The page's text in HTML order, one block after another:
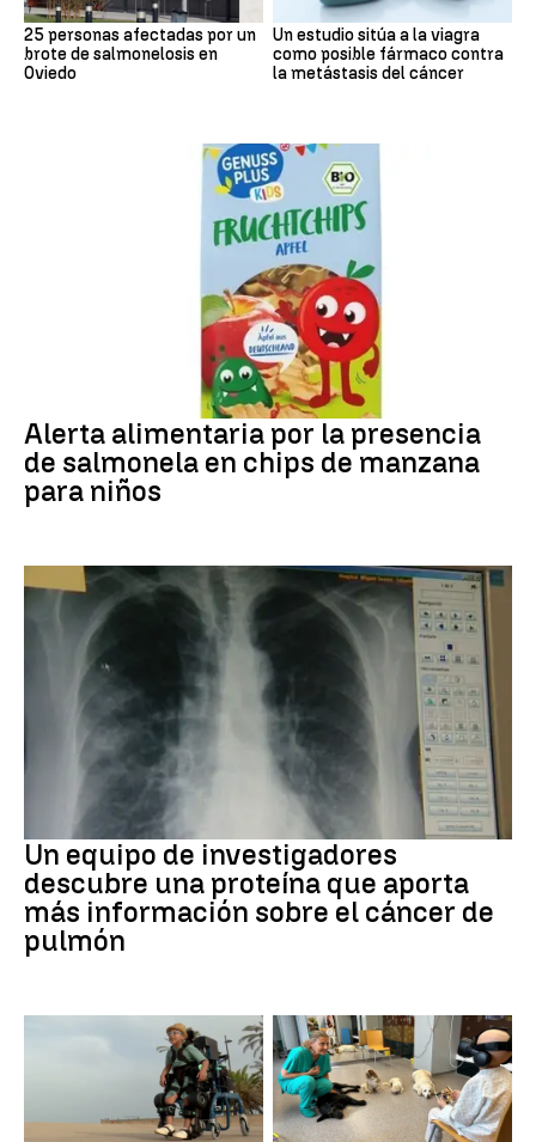
25 personas afectadas por un
brote de salmonelosis en
Oviedo
Un estudio sitúa a la viagra
como posible fármaco contra
la metástasis del cáncer
Alerta alimentaria por la presencia
de salmonela en chips de manzana
para niños
Cáncer de pulmón
Un equipo de investigadores
descubre una proteína que aporta
más información sobre el cáncer de
pulmón
DISCAPACIDAD Galicia